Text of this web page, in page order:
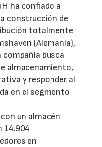
ha confiado a
construcción de
totalmente
(Alemania),
compañía busca
almacenamiento,
y responder al
en el segmento
un almacén
14.904
en